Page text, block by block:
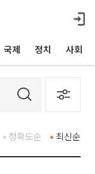
국제 정치 사회
최신순
정확도순